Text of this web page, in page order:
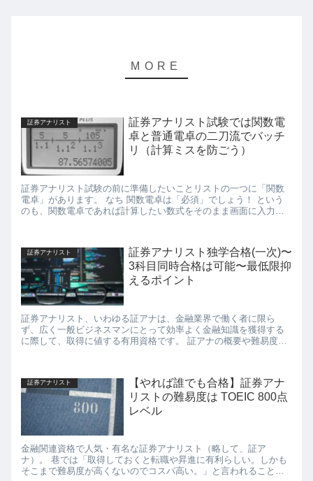
証券アナリスト
証券アナリスト試験では関数電
卓と普通電卓の二刀流でバッチ
リ（計算ミスを防ごう）
証券アナリスト試験の前に準備したいことリストの一つに「関数
電卓」があります。 なち 関数電卓は「必須」でしょう！ という
のも、関数電卓であれば計算したい数式をそのまま画面に入力・
証券アナリスト
証券アナリスト独学合格(一次)〜
3科目同時合格は可能〜最低限抑
えるポイント
証券アナリスト、いわゆる証アナは、金融業界で働く者に限ら
ず、広く一般ビジネスマンにとって効率よく金融知識を獲得する
に際して、取得に値する有用資格です。 証アナの概要や難易度、
証券アナリスト
【やれば誰でも合格】証券アナ
リストの難易度は TOEIC 800点
レベル
金融関連資格で人気・有名な証券アナリスト（略して、証ア
ナ）。 巷では「取得しておくと転職や昇進に有利らしい。しかも
そこまで難易度が高くないのでコスパ高い。」と言われることも